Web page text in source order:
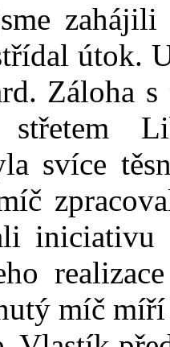
zahájili
útok.
Záloha
svíce
míč